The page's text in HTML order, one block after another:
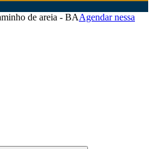
de areia - BAAgendar nessa